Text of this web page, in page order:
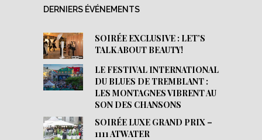
DERNIERS ÉVÉNEMENTS
SOIRÉE EXCLUSIVE : LET’S
TALK ABOUT BEAUTY!
LE FESTIVAL INTERNATIONAL
DU BLUES DE TREMBLANT :
LES MONTAGNES VIBRENT AU
SON DES CHANSONS
SOIRÉE LUXE GRAND PRIX –
1111 ATWATER